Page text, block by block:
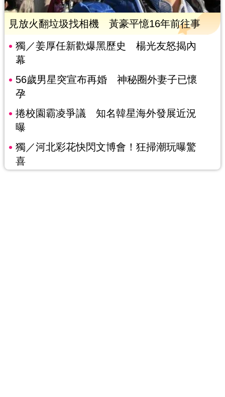
見放火翻垃圾找相機 黃豪平憶16年前往事
獨／姜厚任新歡爆黑歷史 楊光友怒揭內
幕
56歲男星突宣布再婚 神秘圈外妻子已懷
孕
捲校園霸凌爭議 知名韓星海外發展近況
曝
獨／河北彩花快閃文博會！狂掃潮玩曝驚
喜